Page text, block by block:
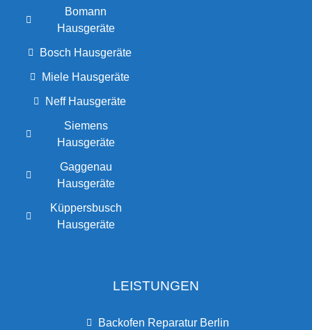
Bomann
Hausgeräte
Bosch Hausgeräte
Miele Hausgeräte
Neff Hausgeräte
Siemens
Hausgeräte
Gaggenau
Hausgeräte
Küppersbusch
Hausgeräte
LEISTUNGEN
Backofen Reparatur Berlin